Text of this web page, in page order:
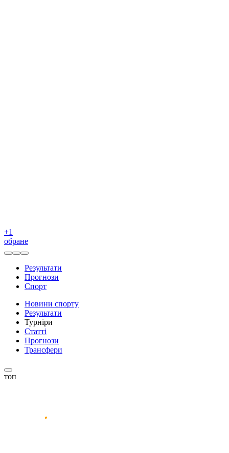
+1
обране
Результати
Прогнози
Спорт
Новини спорту
Результати
Турніри
Статті
Прогнози
Трансфери
топ